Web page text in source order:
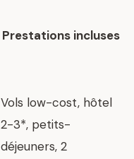
Prestations incluses
Vols low-cost, hôtel
2-3*, petits-
déjeuners, 2